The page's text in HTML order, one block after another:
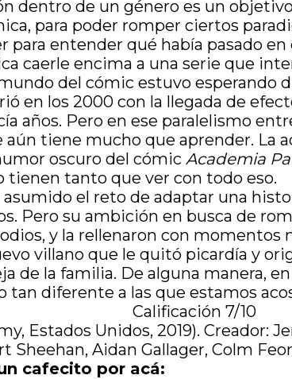
dentro de un género es un
para poder romper ciertos
entender qué había pasado en
caerle encima a una serie que
del cómic estuvo esperando
en los 2000 con la llegada de
años. Pero en ese paralelismo
tiene mucho que aprender. La
oscuro del cómicAcademia
tienen tanto que ver con todo eso.
el reto de adaptar una
Pero su ambición en busca de
y la rellenaron con
villano que le quitó picardía y
de la familia. De alguna manera,
tan diferente a las que estamos
Calificación 7/10
Estados Unidos, 2019). Creador:
Sheehan, Aidan Gallager, Colm
cafecito por acá: